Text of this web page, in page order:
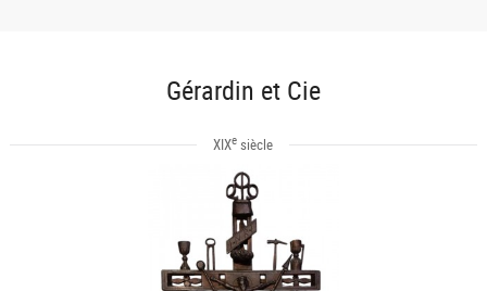
Gérardin et Cie
XIXe siècle